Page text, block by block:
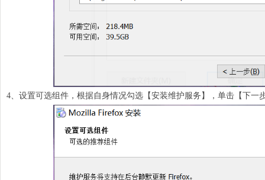
4、设置可选组件，根据自身情况勾选【安装维护服务】，单击【下一